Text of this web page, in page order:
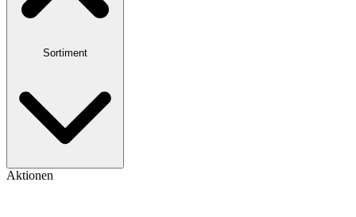
Sortiment
Aktionen